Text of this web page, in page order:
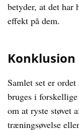
betyder, at det har
effekt på dem.
Konklusion
Samlet set er
bruges i
om at ryste støvet
træningsøvelse